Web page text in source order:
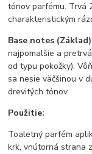
tónov parfému. Trvá
charakteristickým
Base notes (Základ)
najpomalšie a
od typu pokožky).
sa nesie väčšinou v
drevitých tónov.
Použitie:
Toaletný parfém
krk, vnútorná strana